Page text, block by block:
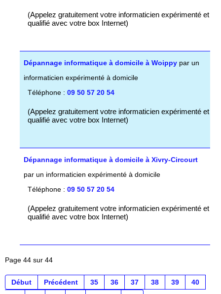
(Appelez gratuitement votre informaticien expérimenté et
qualifié avec votre box Internet)
Dépannage informatique à domicile à Woippy par un
informaticien expérimenté à domicile
Téléphone : 09 50 57 20 54
(Appelez gratuitement votre informaticien expérimenté et
qualifié avec votre box Internet)
Dépannage informatique à domicile à Xivry-Circourt
par un informaticien expérimenté à domicile
Téléphone : 09 50 57 20 54
(Appelez gratuitement votre informaticien expérimenté et
qualifié avec votre box Internet)
Page 44 sur 44
Début Précédent 35 36 37 38 39
40